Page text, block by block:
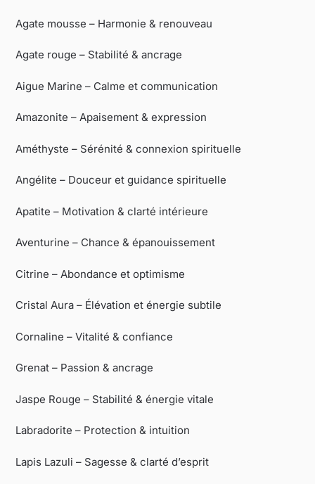
Agate mousse – Harmonie & renouveau
Agate rouge – Stabilité & ancrage
Aigue Marine – Calme et communication
Amazonite – Apaisement & expression
Améthyste – Sérénité & connexion spirituelle
Angélite – Douceur et guidance spirituelle
Apatite – Motivation & clarté intérieure
Aventurine – Chance & épanouissement
Citrine – Abondance et optimisme
Cristal Aura – Élévation et énergie subtile
Cornaline – Vitalité & confiance
Grenat – Passion & ancrage
Jaspe Rouge – Stabilité & énergie vitale
Labradorite – Protection & intuition
Lapis Lazuli – Sagesse & clarté d’esprit